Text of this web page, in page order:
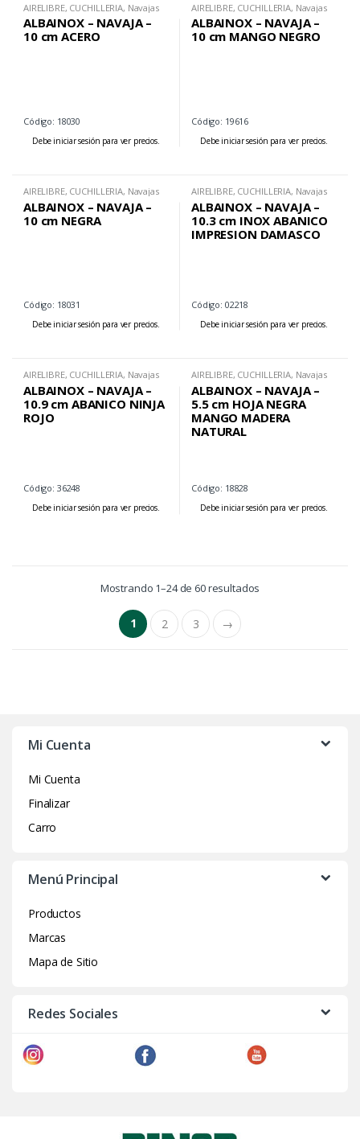
AIRELIBRE, CUCHILLERIA, Navajas
ALBAINOX – NAVAJA –
10 cm ACERO
Código: 18030
Debe iniciar sesión para ver precios.
AIRELIBRE, CUCHILLERIA, Navajas
ALBAINOX – NAVAJA –
10 cm MANGO NEGRO
Código: 19616
Debe iniciar sesión para ver precios.
AIRELIBRE, CUCHILLERIA, Navajas
ALBAINOX – NAVAJA –
10 cm NEGRA
Código: 18031
Debe iniciar sesión para ver precios.
AIRELIBRE, CUCHILLERIA, Navajas
ALBAINOX – NAVAJA –
10.3 cm INOX ABANICO
IMPRESION DAMASCO
Código: 02218
Debe iniciar sesión para ver precios.
AIRELIBRE, CUCHILLERIA, Navajas
ALBAINOX – NAVAJA –
10.9 cm ABANICO NINJA
ROJO
Código: 36248
Debe iniciar sesión para ver precios.
AIRELIBRE, CUCHILLERIA, Navajas
ALBAINOX – NAVAJA –
5.5 cm HOJA NEGRA
MANGO MADERA
NATURAL
Código: 18828
Debe iniciar sesión para ver precios.
Mostrando 1–24 de 60 resultados
1 2 3 →
Mi Cuenta
Mi Cuenta
Finalizar
Carro
Menú Principal
Productos
Marcas
Mapa de Sitio
Redes Sociales